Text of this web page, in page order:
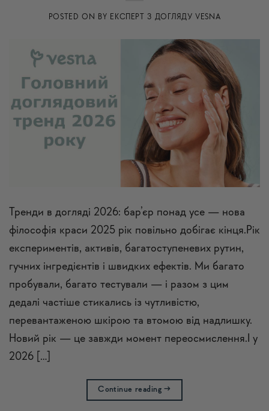
POSTED ON BY ЕКСПЕРТ З ДОГЛЯДУ VESNA
Тренди в догляді 2026: бар’єр понад усе — нова
філософія краси 2025 рік повільно добігає кінця.Рік
експериментів, активів, багатоступеневих рутин,
гучних інгредієнтів і швидких ефектів. Ми багато
пробували, багато тестували — і разом з цим
дедалі частіше стикались із чутливістю,
перевантаженою шкірою та втомою від надлишку.
Новий рік — це завжди момент переосмислення.І у
2026 […]
Continue reading→